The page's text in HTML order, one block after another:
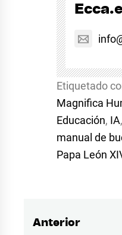
Etiquetado
Magnifica
Educación, IA,
manual de
Papa León
Navegación
Anterior